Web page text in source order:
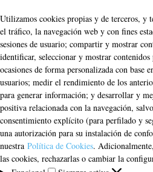
Utilizamos cookies propias y de terceros, y
el tráfico, la navegación web y con fines
sesiones de usuario; compartir y mostrar
identificar, seleccionar y mostrar
ocasiones de forma personalizada con base
usuarios; medir el rendimiento de los
para generar información; y desarrollar y
positiva relacionada con la navegación,
consentimiento explícito (para perfilado y
una autorización para su instalación de
nuestra Política de Cookies.
las cookies, rechazarlas o cambiar la